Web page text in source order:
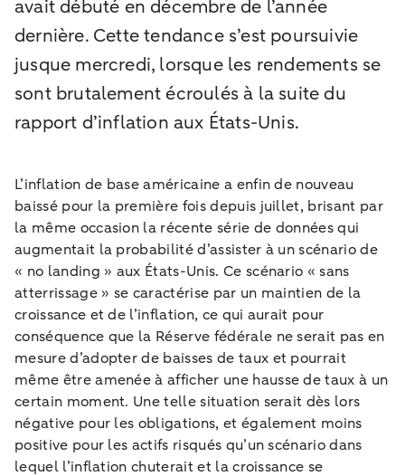
avait débuté en décembre de l’année
dernière. Cette tendance s’est poursuivie
jusque mercredi, lorsque les rendements se
sont brutalement écroulés à la suite du
rapport d’inflation aux États-Unis.
L’inflation de base américaine a enfin de nouveau
baissé pour la première fois depuis juillet, brisant par
la même occasion la récente série de données qui
augmentait la probabilité d’assister à un scénario de
« no landing » aux États-Unis. Ce scénario « sans
atterrissage » se caractérise par un maintien de la
croissance et de l’inflation, ce qui aurait pour
conséquence que la Réserve fédérale ne serait pas en
mesure d’adopter de baisses de taux et pourrait
même être amenée à afficher une hausse de taux à un
certain moment. Une telle situation serait dès lors
négative pour les obligations, et également moins
positive pour les actifs risqués qu’un scénario dans
lequel l’inflation chuterait et la croissance se